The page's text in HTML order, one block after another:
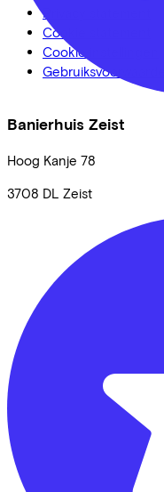
Banierhuis Zeist
Hoog Kanje 78
3708 DL Zeist
Privacy statement
Cookie statement
Cookie instellingen